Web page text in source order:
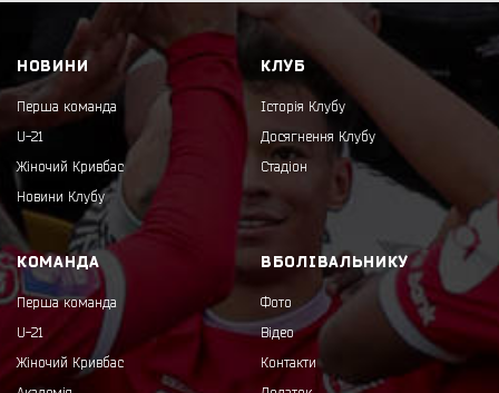
НОВИНИ
Перша команда
U-21
Жіночий Кривбас
Новини Клубу
КЛУБ
Історія Клубу
Досягнення Клубу
Стадіон
КОМАНДА
Перша команда
U-21
Жіночий Кривбас
ВБОЛІВАЛЬНИКУ
Фото
Відео
Контакти